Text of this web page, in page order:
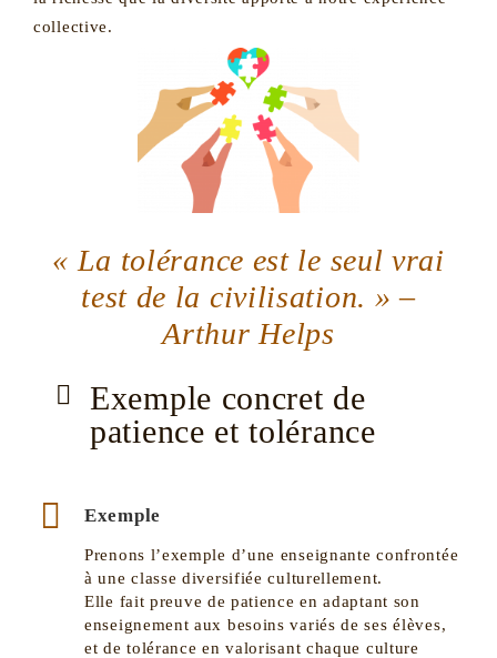
collective.
« La tolérance est le seul vrai
test de la civilisation. » –
Arthur Helps
Exemple concret de
patience et tolérance
Exemple
Prenons l’exemple d’une enseignante confrontée
à une classe diversifiée culturellement.
Elle fait preuve de patience en adaptant son
enseignement aux besoins variés de ses élèves,
et de tolérance en valorisant chaque culture